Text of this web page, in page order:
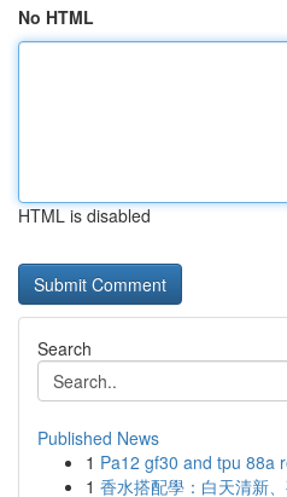
No HTML
HTML is disabled
Search
Published News
1 Pa12 gf30 and tpu 88a
1 香水搭配學：白天清新